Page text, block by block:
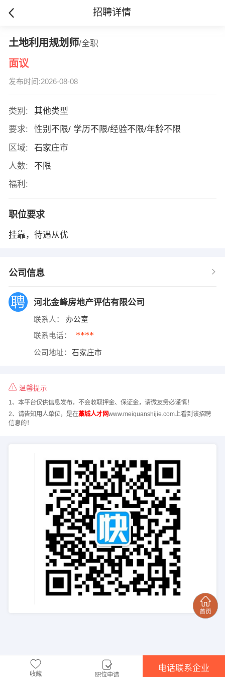
招聘详情
土地利用规划师/全职
面议
发布时间:2026-08-08
类别:
其他类型
要求:
性别不限/ 学历不限/经验不限/年龄不限
区域:
石家庄市
人数:
不限
福利:
职位要求
挂靠，待遇从优
公司信息
河北金峰房地产评估有限公司
联系人： 办公室
联系电话： ****
公司地址： 石家庄市
温馨提示
1、本平台仅供信息发布，不会收取押金、保证金，请微友务必谨慎！
2、请告知用人单位，是在藁城人才网www.meiquanshijie.com上看到该招聘
信息的！
收藏 职位申请
电话联系企业